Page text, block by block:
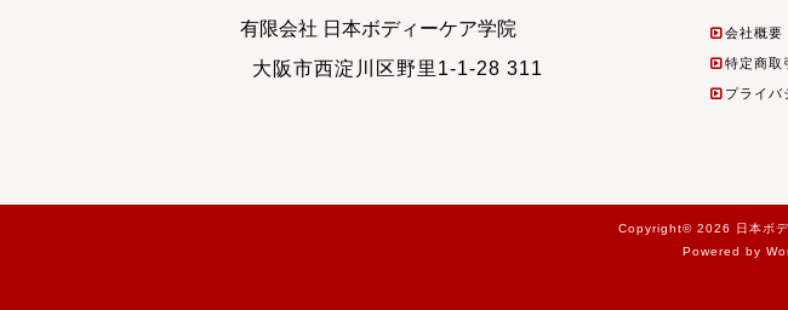
セラピストを守るもの
有限会社 日本ボディーケア学院
大阪市西淀川区野里1-1-28 311
会社概要
特定商取
プライバ
Copyright© 2026 日本ボ
Powered by